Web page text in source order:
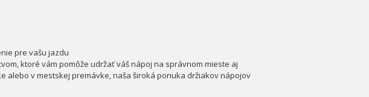
pre vašu jazdu
ktoré vám pomôže udržať váš nápoj na správnom mieste aj
alebo v mestskej premávke, naša široká ponuka držiakov nápojov